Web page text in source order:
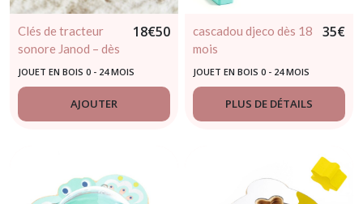
Clés de tracteur
sonore Janod – dès
18 mois
18€50
JOUET EN BOIS 0 - 24 MOIS
AJOUTER
cascadou djeco dès 18
mois
35€
JOUET EN BOIS 0 - 24 MOIS
PLUS DE DÉTAILS